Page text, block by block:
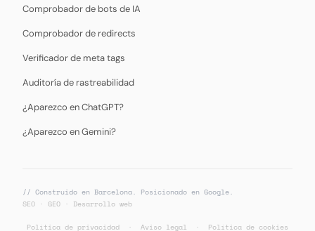
Comprobador de bots de IA
Comprobador de redirects
Verificador de meta tags
Auditoría de rastreabilidad
¿Aparezco en ChatGPT?
¿Aparezco en Gemini?
// Construido en Barcelona. Posicionado en Google.
SEO · GEO · Desarrollo web
Política de privacidad · Aviso legal · Política de cookies